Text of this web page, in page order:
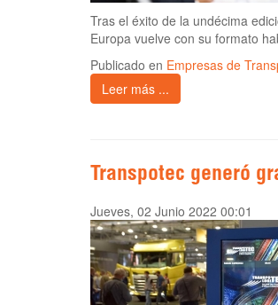
Tras el éxito de la undécima
Europa vuelve con su formato
Publicado en Empresas de
Leer más ...
Transpotec generó
Jueves, 02 Junio 2022 00:01